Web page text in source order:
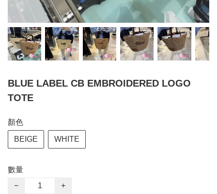
BLUE LABEL CB EMBROIDERED LOGO
TOTE
顏色
BEIGE WHITE
數量
−
+